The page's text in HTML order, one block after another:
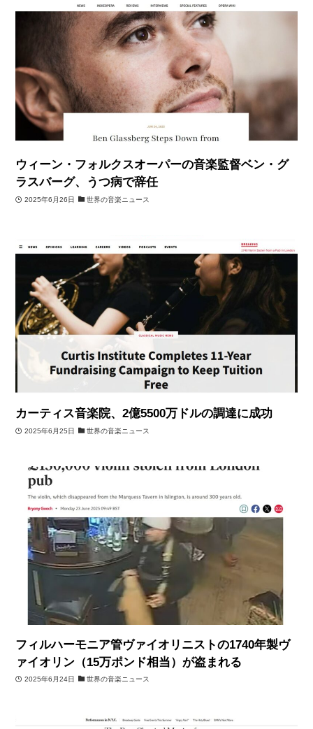
ウィーン・フォルクスオーパーの音楽監督ベン・グ
ラスバーグ、うつ病で辞任
2025年6月26日 世界の音楽ニュース
カーティス音楽院、2億5500万ドルの調達に成功
2025年6月25日 世界の音楽ニュース
フィルハーモニア管ヴァイオリニストの1740年製ヴ
ァイオリン（15万ポンド相当）が盗まれる
2025年6月24日 世界の音楽ニュース